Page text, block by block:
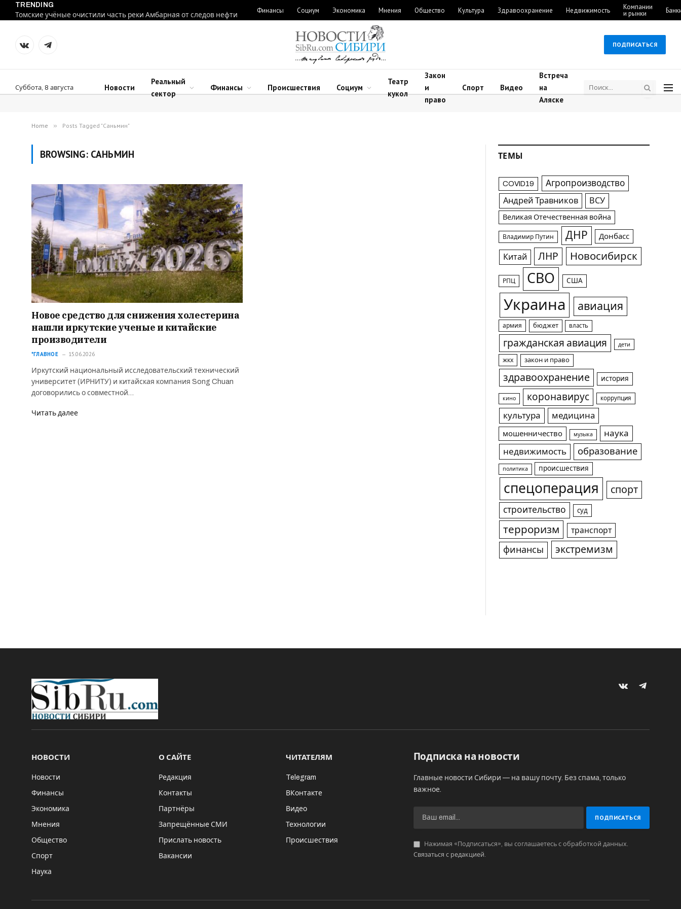
TRENDING
Томские учёные очистили часть реки Амбарная от следов нефти
Финансы Социум Экономика Мнения Общество Культура Здравоохранение Недвижимость Компании
и рынки
VKontakteTelegram
ПОДПИСАТЬСЯ
Суббота, 8 августа Новости
Реальный
сектор
Финансы Происшествия Социум
Театр
кукол
Закон
и
право
Спорт Видео
Встреча
на
Аляске
Home » Posts Tagged "Саньмин"
BROWSING: САНЬМИН
Новое средство для снижения холестерина
нашли иркутские ученые и китайские
производители
*ГЛАВНОЕ 15.06.2026
Иркутский национальный исследовательский технический
университет (ИРНИТУ) и китайская компания Song Chuan
договорились о совместной…
Читать далее
ТЕМЫ
COVID19 Агропроизводство
Андрей Травников ВСУ
Великая Отечественная война
Владимир Путин ДНР Донбасс
Китай ЛНР Новосибирск
РПЦ СВО США
Украина авиация
армия бюджет власть
гражданская авиация дети
жкх закон и право
здравоохранение история
кино коронавирус коррупция
культура медицина
мошенничество музыка
наука
недвижимость
образование
политика происшествия
спецоперация спорт
строительство суд
терроризм транспорт
финансы экстремизм
VKontakteTelegram
НОВОСТИ
Новости
Финансы
Экономика
Мнения
Общество
Спорт
Наука
О САЙТЕ
Редакция
Контакты
Партнёры
Запрещённые СМИ
Прислать новость
Вакансии
ЧИТАТЕЛЯМ
Telegram
ВКонтакте
Видео
Технологии
Происшествия
Подписка на новости
Главные новости Сибири — на вашу почту. Без спама, только
важное.
Нажимая «Подписаться», вы соглашаетесь с обработкой данных.
Связаться с редакцией